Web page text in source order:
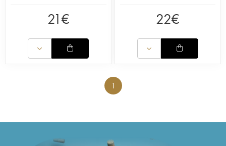
21€ 22€
1